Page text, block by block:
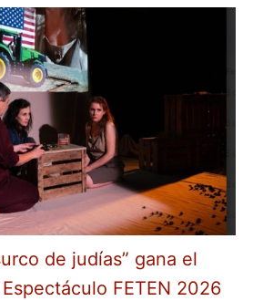
de judías” gana el
FETEN 2026